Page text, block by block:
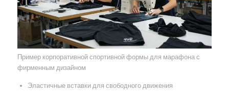
Пример корпоративной спортивной формы для марафона с
фирменным дизайном
Эластичные вставки для свободного движения